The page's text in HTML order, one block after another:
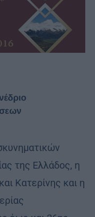
της Ελλάδος, η
Κατερίνης και η